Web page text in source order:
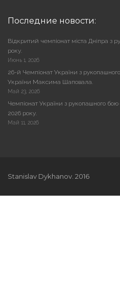
Последние новости:
Відкритий чемпіонат міста Дніпра з
року.
Июнь 1, 2026
26-й Чемпіонат України з
України Максима Шаповала.
Май 23, 2026
Чемпіонат України з рукопашного
2026 року.
Май 11, 2026
Stanislav Dykhanov. 2016